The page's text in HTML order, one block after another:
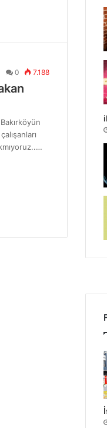
0 7.188